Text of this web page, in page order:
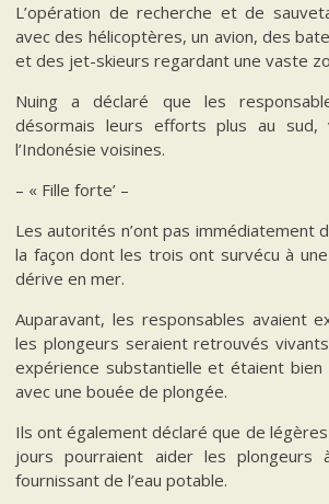
L’opération de recherche et de
avec des hélicoptères, un avion, des
et des jet-skieurs regardant une vaste
Nuing a déclaré que les
désormais leurs efforts plus au sud,
l’Indonésie voisines.
– « Fille forte’ –
Les autorités n’ont pas immédiatement
la façon dont les trois ont survécu à
dérive en mer.
Auparavant, les responsables avaient
les plongeurs seraient retrouvés
expérience substantielle et étaient bien
avec une bouée de plongée.
Ils ont également déclaré que de
jours pourraient aider les plongeurs
fournissant de l’eau potable.